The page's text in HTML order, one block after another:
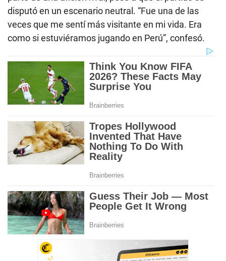
disputó en un escenario neutral. “Fue una de las
veces que me sentí más visitante en mi vida. Era
como si estuviéramos jugando en Perú”, confesó.